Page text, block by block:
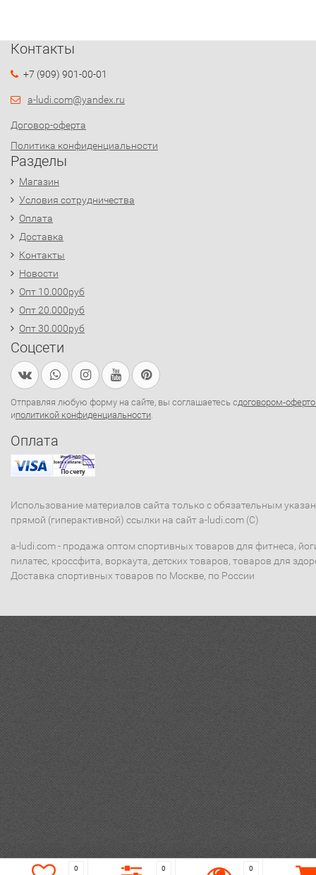
Контакты
+7 (909) 901-00-01
a-ludi.com@yandex.ru
Договор-оферта
Политика конфиденциальности
Разделы
Магазин
Условия сотрудничества
Оплата
Доставка
Контакты
Новости
Опт 10.000руб
Опт 20.000руб
Опт 30.000руб
Соцсети
Отправляя любую форму на сайте, вы соглашаетесь сдоговором-
иполитикой конфиденциальности.
Оплата
Использование материалов сайта только с обязательным
прямой (гиперактивной) ссылки на сайт a-ludi.com (C)
a-ludi.com - продажа оптом спортивных товаров для фитнеса,
пилатес, кроссфита, воркаута, детских товаров, товаров для
Доставка спортивных товаров по Москве, по России
0 0 0